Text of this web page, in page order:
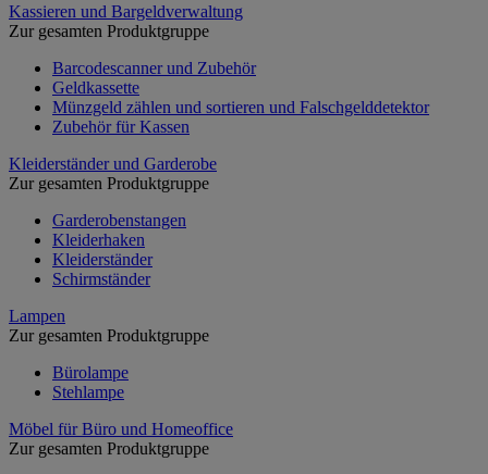
Kassieren und Bargeldverwaltung
Zur gesamten Produktgruppe
Barcodescanner und Zubehör
Geldkassette
Münzgeld zählen und sortieren und Falschgelddetektor
Zubehör für Kassen
Kleiderständer und Garderobe
Zur gesamten Produktgruppe
Garderobenstangen
Kleiderhaken
Kleiderständer
Schirmständer
Lampen
Zur gesamten Produktgruppe
Bürolampe
Stehlampe
Möbel für Büro und Homeoffice
Zur gesamten Produktgruppe